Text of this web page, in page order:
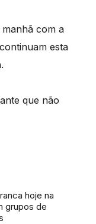
com a
esta
que não
hoje na
grupos de